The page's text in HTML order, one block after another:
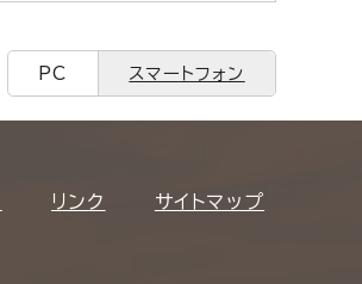
PC スマートフォン
リンク サイトマップ